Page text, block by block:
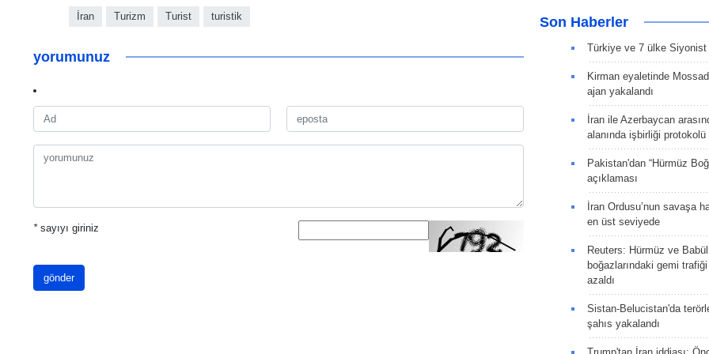
İran Turizm Turist turistik
yorumunuz
*sayıyı giriniz
gönder
Son Haberler
Türkiye ve 7 ülke Siyonist
Kirman eyaletinde
ajan yakalandı
İran ile Azerbaycan
alanında işbirliği
Pakistan'dan “Hürmüz
açıklaması
İran Ordusu’nun savaşa
en üst seviyede
Reuters: Hürmüz ve
boğazlarındaki gemi
azaldı
Sistan-Belucistan'da
şahıs yakalandı